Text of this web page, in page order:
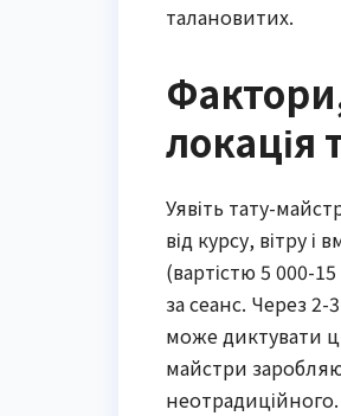
талановитих.
локація
Уявіть тату-
від курсу, вітру
(вартістю 5 000-
за сеанс. Через
може диктувати
майстри
неотрадиційного.